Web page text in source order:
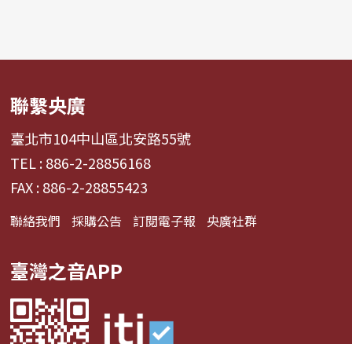
聯繫央廣
臺北市104中山區北安路55號
TEL : 886-2-28856168
FAX : 886-2-28855423
聯絡我們 採購公告 訂閱電子報 央廣社群
臺灣之音APP